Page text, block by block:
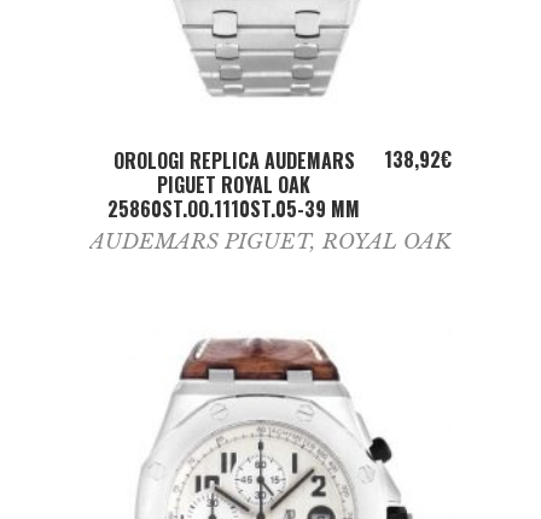
ADD TO CART
OROLOGI REPLICA AUDEMARS
PIGUET ROYAL OAK
25860ST.OO.1110ST.05-39 MM
138,92€
AUDEMARS PIGUET, ROYAL OAK